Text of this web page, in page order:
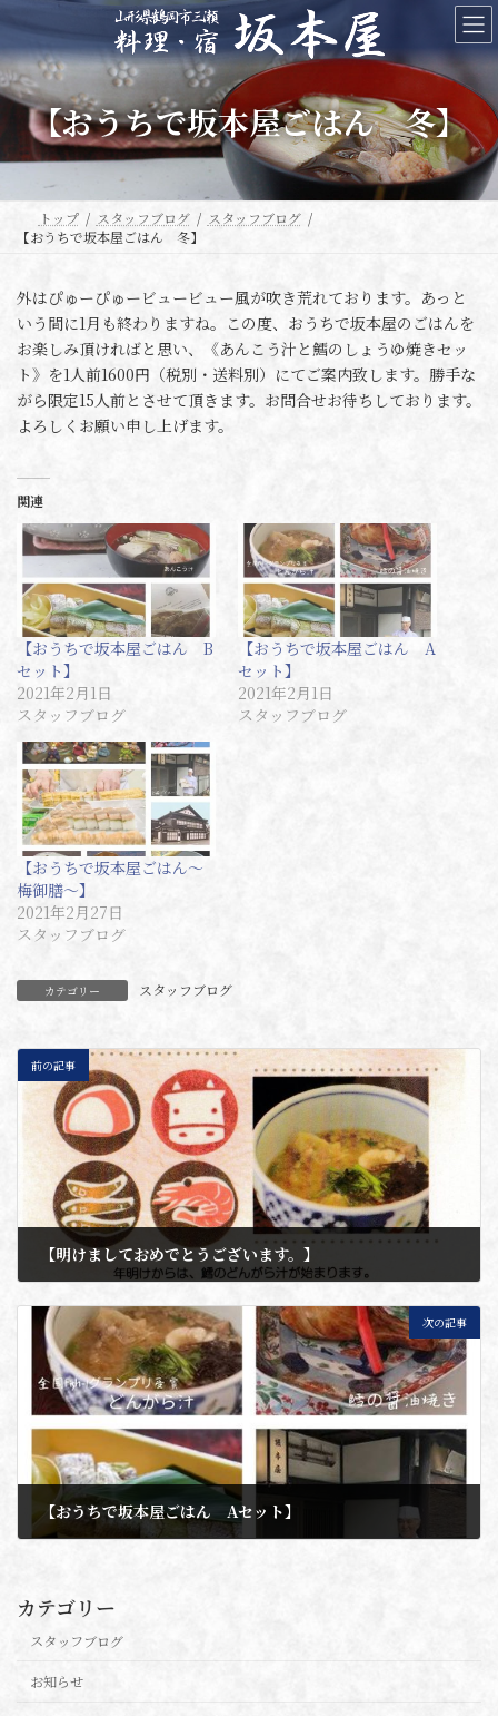
コ
テ
ン
ツ
へ
キ
ナ
ゲ
ー
シ
ョ
に
【おうちで坂本屋ごはん 冬】
トップ スタッフブログ
スタッフブログ
【おうちで坂本屋ごはん 冬】
外はぴゅーぴゅービュービュー風が吹き荒れております。あっと
いう間に1月も終わりますね。この度、おうちで坂本屋のごはんを
お楽しみ頂ければと思い、《あんこう汁と鱈のしょうゆ焼きセッ
ト》を1人前1600円（税別・送料別）にてご案内致します。勝手な
がら限定15人前とさせて頂きます。お問合せお待ちしております。
よろしくお願い申し上げます。
関連
【おうちで坂本屋ごはん B
セット】
2021年2月1日
スタッフブログ
【おうちで坂本屋ごはん A
セット】
2021年2月1日
スタッフブログ
【おうちで坂本屋ごはん～
梅御膳～】
2021年2月27日
スタッフブログ
カテゴリー スタッフブログ
前の記事
【明けましておめでとうございます。】
次の記事
【おうちで坂本屋ごはん Aセット】
カテゴリー
スタッフブログ
お知らせ